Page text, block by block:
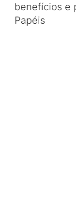
benefícios e
Papéis